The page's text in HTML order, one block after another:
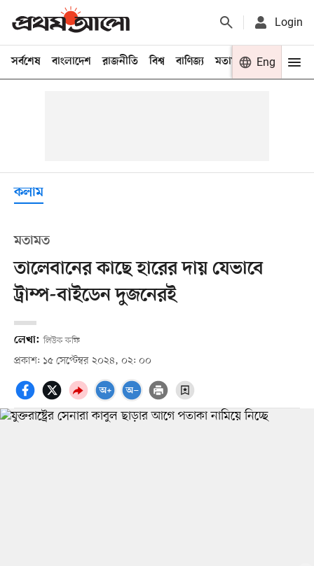
Login
সর্বশেষ বাংলাদেশ রাজনীতি বিশ্ব বাণিজ্য মতামত খেলা
Eng
কলাম
মতামত
তালেবানের কাছে হারের দায় যেভাবে
ট্রাম্প-বাইডেন দুজনেরই
লেখা: লিউক কফি
প্রকাশ: ১৫ সেপ্টেম্বর ২০২৪, ০২: ০০